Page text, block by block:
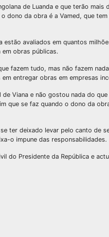
de Luanda e que terão mais
da obra é a Vamed, que
avaliados em quantos
obras públicas.
fazem tudo, mas não fazem
entregar obras em empresas
Viana e não gostou nada do
que se faz quando o dono da
ter deixado levar pelo canto de
o impune das responsabilidades.
do Presidente da República e